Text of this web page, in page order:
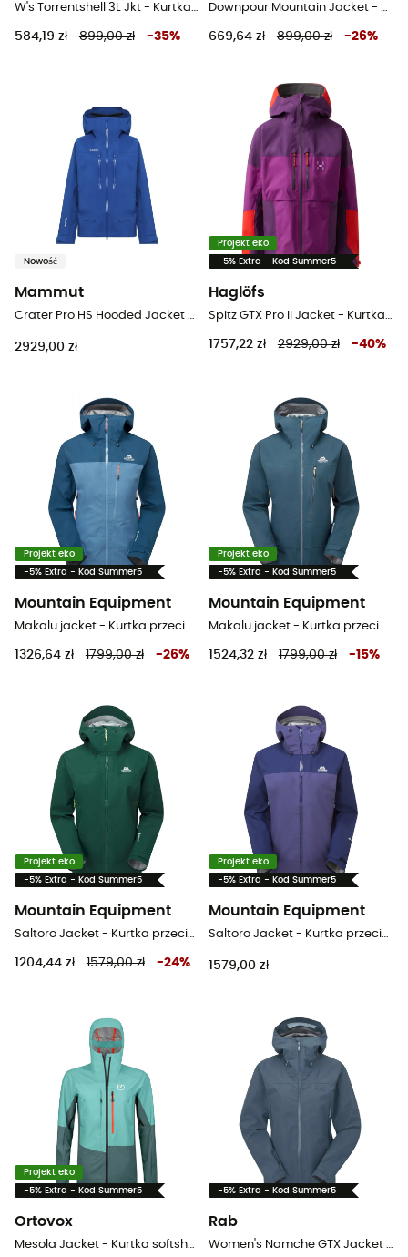
W's Torrentshell 3L Jkt - Kurtka z membraną damska
584,19 zł 899,00 zł -35%
Downpour Mountain Jacket - Kurtka z membraną damska
669,64 zł 899,00 zł -26%
Nowość
Mammut
Crater Pro HS Hooded Jacket - Kurtka przeciwdeszczowa damska
2929,00 zł
Projekt eko
-5% Extra - Kod Summer5
Haglöfs
Spitz GTX Pro II Jacket - Kurtka z membraną damska
1757,22 zł 2929,00 zł -40%
Projekt eko
-5% Extra - Kod Summer5
Mountain Equipment
Makalu jacket - Kurtka przeciwdeszczowa damska
1326,64 zł 1799,00 zł -26%
Projekt eko
-5% Extra - Kod Summer5
Mountain Equipment
Makalu jacket - Kurtka przeciwdeszczowa damska
1524,32 zł 1799,00 zł -15%
Projekt eko
-5% Extra - Kod Summer5
Mountain Equipment
Saltoro Jacket - Kurtka przeciwdeszczowa damska
1204,44 zł 1579,00 zł -24%
Projekt eko
-5% Extra - Kod Summer5
Mountain Equipment
Saltoro Jacket - Kurtka przeciwdeszczowa damska
1579,00 zł
Projekt eko
-5% Extra - Kod Summer5
Ortovox
-5% Extra - Kod Summer5
Rab